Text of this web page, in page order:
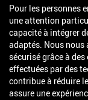
Pour les personnes
une attention
capacité à intégrer
adaptés. Nous
sécurisé grâce à
effectuées par des
contribue à réduire
assure une